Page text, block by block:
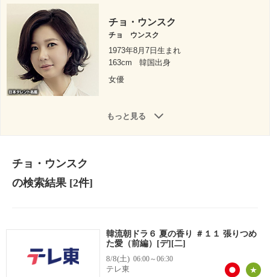
チョ・ウンスク
チョ ウンスク
1973年8月7日生まれ
163cm
韓国出身
女優
もっと見る
チョ・ウンスク
の検索結果[2件]
韓流朝ドラ６ 夏の香り ＃１１ 張りつめ
た愛（前編）[デ][二]
8/8(土) 06:00～06:30
テレ東